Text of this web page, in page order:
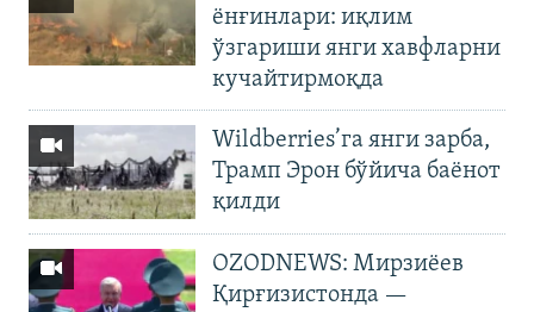
ёнғинлари: иқлим
ўзгариши янги хавфларни
кучайтирмоқда
Wildberries’га янги зарба,
Трамп Эрон бўйича баёнот
қилди
OZODNEWS: Мирзиёев
Қирғизистонда —